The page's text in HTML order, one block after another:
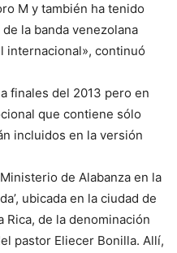
M y también ha tenido
la banda venezolana
internacional», continuó
finales del 2013 pero en
que contiene sólo
incluidos en la versión
de Alabanza en la
ubicada en la ciudad de
Rica, de la denominación
pastor Eliecer Bonilla. Allí,